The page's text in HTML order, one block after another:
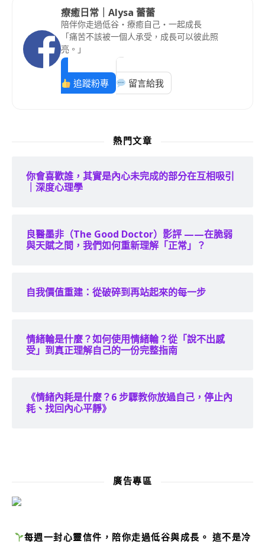
療癒日常｜Alysa 蕾蕾
陪伴你走過低谷・療癒自己・一起成長
「痛苦不該被一個人承受，成長可以彼此照
亮。」
追蹤粉專 留言給我
熱門文章
你會喜歡誰，其實是內心未完成的部分在互相吸引
｜深度心理學
良醫墨非（The Good Doctor）影評 ——在脆弱
與天賦之間，我們如何重新理解「正常」？
自我價值重建：從破碎到再站起來的每一步
情緒輪是什麼？如何使用情緒輪？從「說不出感
受」到真正理解自己的一份完整指南
《情緒內耗是什麼？6 步驟教你放過自己，停止內
耗、找回內心平靜》
廣告專區
每週一封心靈信件，陪你走過低谷與成長。 這不是冷